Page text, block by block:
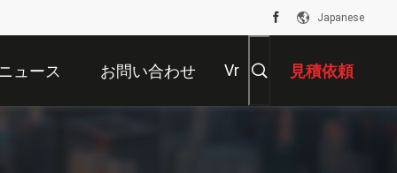
Japanese
ュース お問い合わせ Vr 見積依頼